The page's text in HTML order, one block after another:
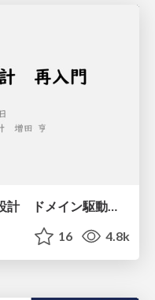
今こそ聞きたいソフトウェア設計 ドメイン駆動設計再入門
16 4.8k